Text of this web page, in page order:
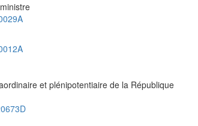
et plénipotentiaire de la République